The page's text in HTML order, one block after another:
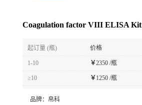
Coagulation factor VIII ELISA Kit
起订量 (瓶) 价格
1-10 ￥2350 /瓶
≥10 ￥ 1250 /瓶
品牌： 帛科